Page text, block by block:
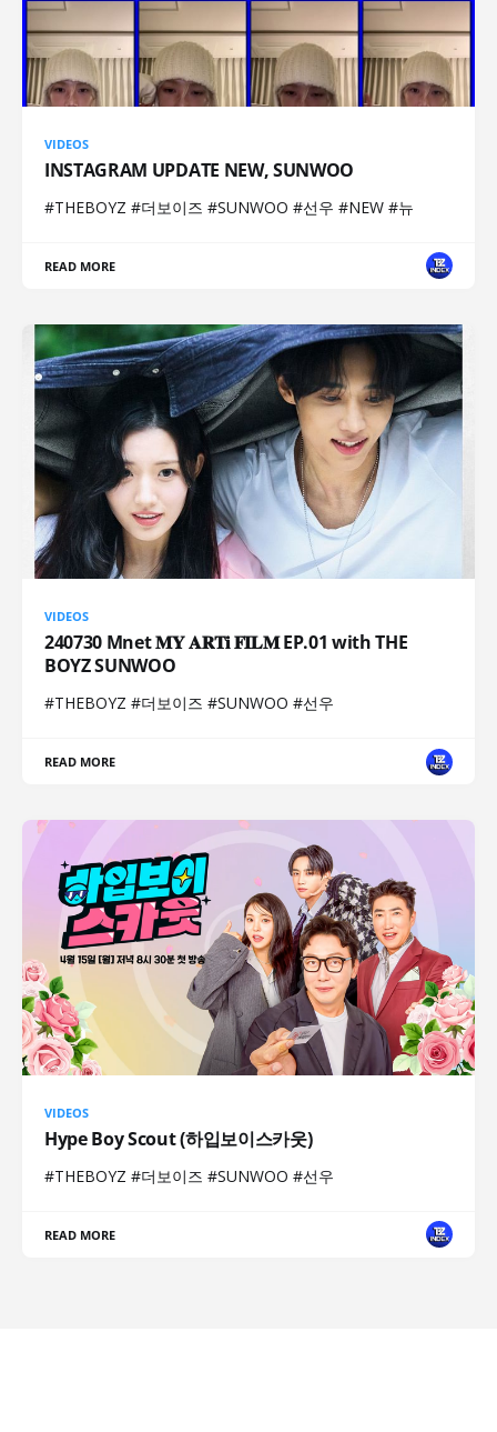
VIDEOS
INSTAGRAM UPDATE NEW, SUNWOO
#THEBOYZ #더보이즈 #SUNWOO #선우 #NEW #뉴
READ MORE
VIDEOS
240730 Mnet 𝐌𝐘 𝐀𝐑𝐓𝐢 𝐅𝐈𝐋𝐌 EP.01 with THE
BOYZ SUNWOO
#THEBOYZ #더보이즈 #SUNWOO #선우
READ MORE
VIDEOS
Hype Boy Scout (하입보이스카웃)
#THEBOYZ #더보이즈 #SUNWOO #선우
READ MORE